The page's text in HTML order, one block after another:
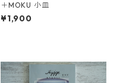
＋MOKU 小皿
¥1,900